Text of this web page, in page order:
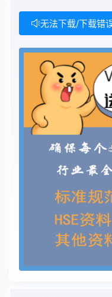
的要求到的目标,选
检修和维护的工作
配置求并细化技术协
在市场上很难买到
统的参数和特性目
场具的电压增加速
系统的主要参数和
量、大小很难达到现
下:空载励磁系统额
器的安装施工情况
分的技空载励磁系
定其安装位置,依照
究出对励磁系统进
磁系统的数据,结合
的方法额定电流为
图,依照线路图检査
器变比为10kV00V,
无法下载/下载错